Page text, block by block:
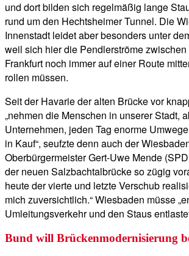
und dort bilden sich regelmäßig lange
rund um den Hechtsheimer Tunnel. Die
Innenstadt leidet aber besonders unter
weil sich hier die Pendlerströme
Frankfurt noch immer auf einer Route
rollen müssen.
Seit der Havarie der alten Brücke vor
„nehmen die Menschen in unserer Stadt,
Unternehmen, jeden Tag enorme
in Kauf“, seufzte denn auch der
Oberbürgermeister Gert-Uwe Mende
der neuen Salzbachtalbrücke so zügig
heute der vierte und letzte Verschub
mich zuversichtlich.“ Wiesbaden müsse
Umleitungsverkehr und den Staus
Bund will Brückenmodernisierung